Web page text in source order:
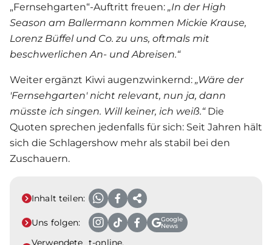
„Fernsehgarten“-Auftritt freuen: „In der High
Season am Ballermann kommen Mickie Krause,
Lorenz Büffel und Co. zu uns, oftmals mit
beschwerlichen An- und Abreisen.“
Weiter ergänzt Kiwi augenzwinkernd: „Wäre der
'Fernsehgarten' nicht relevant, nun ja, dann
müsste ich singen. Will keiner, ich weiß.“Die
Quoten sprechen jedenfalls für sich: Seit Jahren hält
sich die Schlagershow mehr als stabil bei den
Zuschauern.
Inhalt teilen:
Uns folgen:
Google
News
Verwendete t-online,